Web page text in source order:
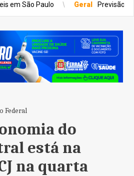
Geral Previsão do tempo para
Federal
do
está na
na quarta